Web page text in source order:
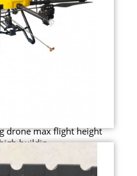
drone max flight height
buildin...